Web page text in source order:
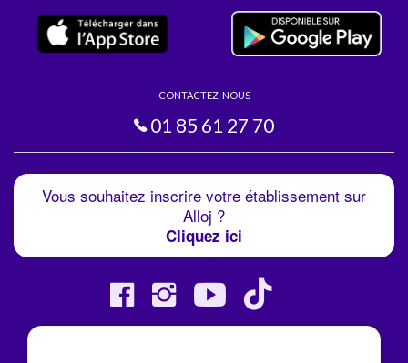
CONTACTEZ-NOUS
01 85 61 27 70
Vous souhaitez inscrire votre établissement sur
Alloj ?
Cliquez ici